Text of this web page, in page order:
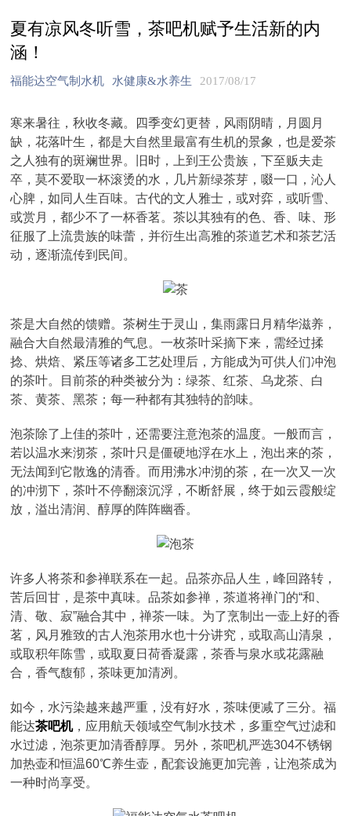
夏有凉风冬听雪，茶吧机赋予生活新的内
涵！
福能达空气制水机 水健康&水养生 2017/08/17
寒来暑往，秋收冬藏。四季变幻更替，风雨阴晴，月圆月
缺，花落叶生，都是大自然里最富有生机的景象，也是爱茶
之人独有的斑斓世界。旧时，上到王公贵族，下至贩夫走
卒，莫不爱取一杯滚烫的水，几片新绿茶芽，啜一口，沁人
心脾，如同人生百味。古代的文人雅士，或对弈，或听雪、
或赏月，都少不了一杯香茗。茶以其独有的色、香、味、形
征服了上流贵族的味蕾，并衍生出高雅的茶道艺术和茶艺活
动，逐渐流传到民间。
茶是大自然的馈赠。茶树生于灵山，集雨露日月精华滋养，
融合大自然最清雅的气息。一枚茶叶采摘下来，需经过揉
捻、烘焙、紧压等诸多工艺处理后，方能成为可供人们冲泡
的茶叶。目前茶的种类被分为：绿茶、红茶、乌龙茶、白
茶、黄茶、黑茶；每一种都有其独特的韵味。
泡茶除了上佳的茶叶，还需要注意泡茶的温度。一般而言，
若以温水来沏茶，茶叶只是僵硬地浮在水上，泡出来的茶，
无法闻到它散逸的清香。而用沸水冲沏的茶，在一次又一次
的冲沏下，茶叶不停翻滚沉浮，不断舒展，终于如云霞般绽
放，溢出清润、醇厚的阵阵幽香。
许多人将茶和参禅联系在一起。品茶亦品人生，峰回路转，
苦后回甘，是茶中真味。品茶如参禅，茶道将禅门的“和、
清、敬、寂”融合其中，禅茶一味。为了烹制出一壶上好的香
茗，风月雅致的古人泡茶用水也十分讲究，或取高山清泉，
或取积年陈雪，或取夏日荷香凝露，茶香与泉水或花露融
合，香气馥郁，茶味更加清冽。
如今，水污染越来越严重，没有好水，茶味便减了三分。福
能达茶吧机，应用航天领域空气制水技术，多重空气过滤和
水过滤，泡茶更加清香醇厚。另外，茶吧机严选304不锈钢
加热壶和恒温60℃养生壶，配套设施更加完善，让泡茶成为
一种时尚享受。